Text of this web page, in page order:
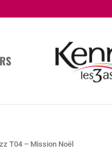
T04 – Mission Noël